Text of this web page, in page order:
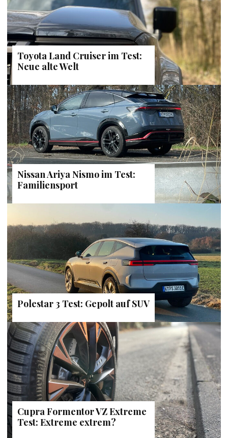
Toyota Land Cruiser im Test:
Neue alte Welt
Nissan Ariya Nismo im Test:
Familiensport
Polestar 3 Test: Gepolt auf SUV
Cupra Formentor VZ Extreme
Test: Extreme extrem?